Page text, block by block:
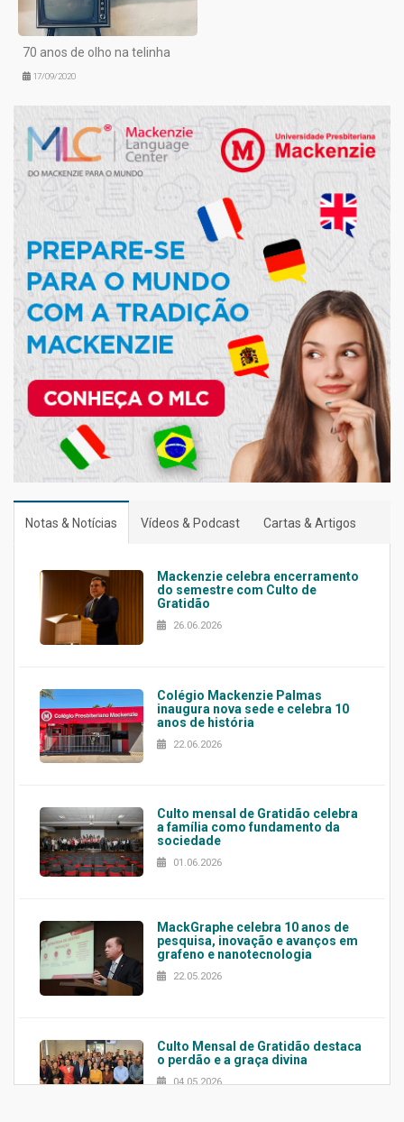
70 anos de olho na telinha
17/09/2020
Notas & Notícias Vídeos & Podcast Cartas & Artigos
Mackenzie celebra encerramento
do semestre com Culto de
Gratidão
26.06.2026
Colégio Mackenzie Palmas
inaugura nova sede e celebra 10
anos de história
22.06.2026
Culto mensal de Gratidão celebra
a família como fundamento da
sociedade
01.06.2026
MackGraphe celebra 10 anos de
pesquisa, inovação e avanços em
grafeno e nanotecnologia
22.05.2026
Culto Mensal de Gratidão destaca
o perdão e a graça divina
04.05.2026